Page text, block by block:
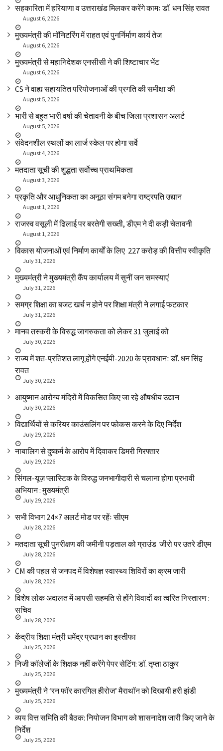
सहकारिता में हरियाणा व उत्तराखंड मिलकर करेंगे कामः डाॅ. धन सिंह रावत
August 6, 2026
मुख्यमंत्री की मॉनिटरिंग में राहत एवं पुनर्निर्माण कार्य तेज
August 6, 2026
मुख्यमंत्री से महानिदेशक एनसीसी ने की शिष्टाचार भेंट
August 6, 2026
CS ने वाह्य सहायतित परियोजनाओं की प्रगति की समीक्षा की
August 5, 2026
भारी से बहुत भारी वर्षा की चेतावनी के बीच जिला प्रशासन अलर्ट
August 5, 2026
संवेदनशील स्थलों का लार्ज स्केल पर होगा सर्वे
August 4, 2026
मतदाता सूची की शुद्धता सर्वाेच्च प्राथमिकता
August 3, 2026
प्रकृति और आधुनिकता का अनूठा संगम बनेगा राष्ट्रपति उद्यान
August 1, 2026
राजस्व वसूली में ढिलाई पर बरतेगी सख्ती, डीएम ने दी कड़ी चेतावनी
August 1, 2026
विकास योजनाओं एवं निर्माण कार्यों के लिए ₹ 227 करोड़ की वित्तीय स्वीकृति
July 31, 2026
मुख्यमंत्री ने मुख्यमंत्री कैंप कार्यालय में सुनीं जन समस्याएं
July 31, 2026
समग्र शिक्षा का बजट खर्च न होने पर शिक्षा मंत्री ने लगाई फटकार
July 31, 2026
मानव तस्करी के विरुद्ध जागरुकता को लेकर 31 जुलाई को
July 30, 2026
राज्य में शत-प्रतिशत लागू होंगे एनईपी-2020 के प्रावधानः डाॅ. धन सिंह
रावत
July 30, 2026
आयुष्मान आरोग्य मंदिरों में विकसित किए जा रहे औषधीय उद्यान
July 30, 2026
विद्यार्थियों से करियर काउंसलिंग पर फोकस करने के दिए निर्देश
July 29, 2026
नाबालिग से दुष्कर्म के आरोप में दिवाकर डिमरी गिरफ्तार
July 29, 2026
सिंगल-यूज़ प्लास्टिक के विरुद्ध जनभागीदारी से चलाना होगा प्रभावी
अभियान : मुख्यमंत्री
July 29, 2026
सभी विभाग 24×7 अलर्ट मोड पर रहेंः सीएम
July 28, 2026
मतदाता सूची पुनरीक्षण की जमीनी पड़ताल को ग्राउंड जीरो पर उतरे डीएम
July 28, 2026
CM की पहल से जनपद में विशेषज्ञ स्वास्थ्य शिविरों का क्रम जारी
July 28, 2026
विशेष लोक अदालत में आपसी सहमति से होंगे विवादों का त्वरित निस्तारण :
सचिव
July 28, 2026
केंद्रीय शिक्षा मंत्री धमेंद्र प्रधान का इस्तीफा
July 25, 2026
निजी कॉलेजों के शिक्षक नहीं करेंगे पेपर सेटिंग: डॉ. तृप्ता ठाकुर
July 25, 2026
मुख्यमंत्री ने ‘रन फॉर कारगिल हीरोज’ मैराथॉन को दिखायी हरी झंडी
July 25, 2026
व्यय वित्त समिति की बैठक: नियोजन विभाग को शासनादेश जारी किए जाने के
निर्देश
July 25, 2026